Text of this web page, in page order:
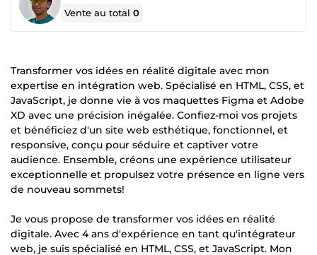
Vente au total0
Transformer vos idées en réalité digitale avec mon
expertise en intégration web. Spécialisé en HTML, CSS, et
JavaScript, je donne vie à vos maquettes Figma et Adobe
XD avec une précision inégalée. Confiez-moi vos projets
et bénéficiez d'un site web esthétique, fonctionnel, et
responsive, conçu pour séduire et captiver votre
audience. Ensemble, créons une expérience utilisateur
exceptionnelle et propulsez votre présence en ligne vers
de nouveau sommets!
Je vous propose de transformer vos idées en réalité
digitale. Avec 4 ans d'expérience en tant qu'intégrateur
web, je suis spécialisé en HTML, CSS, et JavaScript. Mon